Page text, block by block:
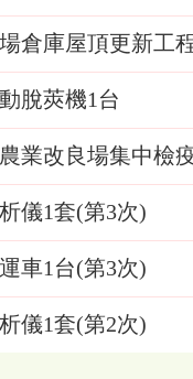
倉庫屋頂更新工
脫莢機1台
業改良場集中檢
儀1套(第3次)
車1台(第3次)
儀1套(第2次)